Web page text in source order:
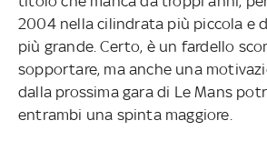
2004 nella cilindrata più piccola e
più grande. Certo, è un fardello
sopportare, ma anche una
dalla prossima gara di Le Mans
entrambi una spinta maggiore.